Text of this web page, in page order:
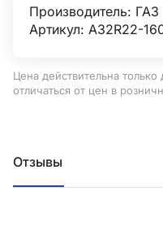
Производитель: ГАЗ
Артикул: А32R22-
Цена действительна
отличаться от цен в
Отзывы